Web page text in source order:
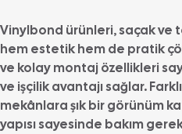
Vinylbond ürünleri, saçak ve
hem estetik hem de pratik
ve kolay montaj özellikleri
ve işçilik avantajı sağlar.
mekânlara şık bir görünüm
yapısı sayesinde bakım